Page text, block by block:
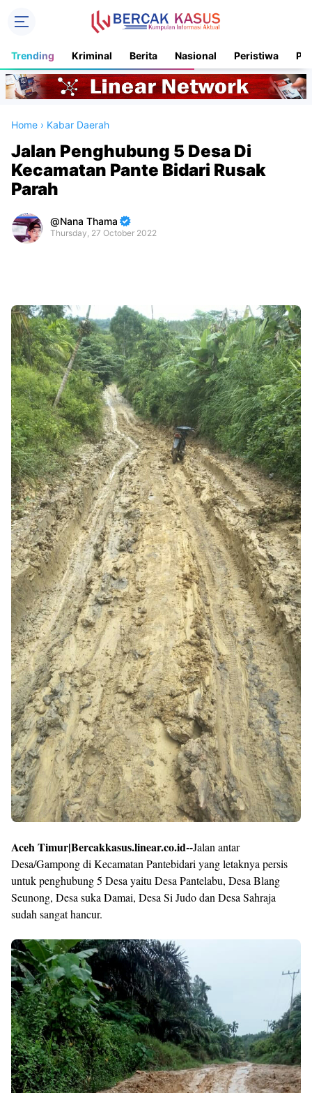
Trending Kriminal Berita Nasional Peristiwa
Home › Kabar Daerah
Jalan Penghubung 5 Desa Di
Kecamatan Pante Bidari Rusak
Parah
Nana Thama
Thursday, 27 October 2022
Aceh Timur|Bercakkasus.linear.co.id--Jalan antar
Desa/Gampong di Kecamatan Pantebidari yang letaknya persis
untuk penghubung 5 Desa yaitu Desa Pantelabu, Desa Blang
Seunong, Desa suka Damai, Desa Si Judo dan Desa Sahraja
sudah sangat hancur.